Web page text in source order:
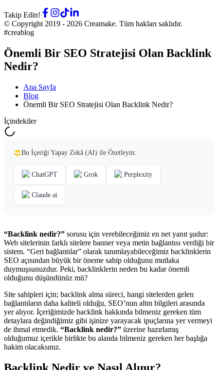
Takip Edin!
© Copyright 2019 - 2026 Creamake. Tüm hakları saklıdır.
#creablog
Önemli Bir SEO Stratejisi Olan Backlink
Nedir?
Ana Sayfa
Blog
Önemli Bir SEO Stratejisi Olan Backlink Nedir?
İçindekiler
Bu İçeriği Yapay Zekâ (AI) ile Özetleyin:
ChatGPT Grok Perplexity
Claude.ai
“Backlink nedir?” sorusu için verebileceğimiz en net yanıt şudur:
Web sitelerinin farklı sitelere banner veya metin bağlantısı verdiği bir
sistem. “Geri bağlantılar” olarak tanımlayabileceğimiz backlinklerin
SEO açısından büyük bir öneme sahip olduğunu mutlaka
duymuşsunuzdur. Peki, backlinklerin neden bu kadar önemli
olduğunu düşündünüz mü?
Site sahipleri için; backlink alma süreci, hangi sitelerden gelen
bağlantıların daha kaliteli olduğu, SEO’nun altın bilgileri arasında
yer alıyor. İçeriğimizde backlink hakkında bilmeniz gereken tüm
detaylara değindiğimiz gibi işinize yarayacak ipuçlarına yer vermeyi
de ihmal etmedik. “Backlink nedir?” üzerine hazırlamış
olduğumuz içerikle birlikte bu alanda bilmeniz gereken her başlığa
hakim olacaksınız.
Backlink Nedir ve Nasıl Alınır?